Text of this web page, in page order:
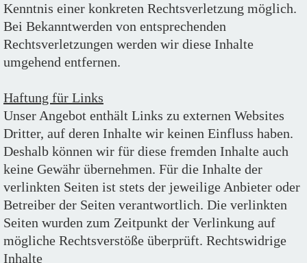
Kenntnis einer konkreten Rechtsverletzung möglich.
Bei Bekanntwerden von entsprechenden
Rechtsverletzungen werden wir diese Inhalte
umgehend entfernen.
Haftung für Links
Unser Angebot enthält Links zu externen Websites
Dritter, auf deren Inhalte wir keinen Einfluss haben.
Deshalb können wir für diese fremden Inhalte auch
keine Gewähr übernehmen. Für die Inhalte der
verlinkten Seiten ist stets der jeweilige Anbieter oder
Betreiber der Seiten verantwortlich. Die verlinkten
Seiten wurden zum Zeitpunkt der Verlinkung auf
mögliche Rechtsverstöße überprüft. Rechtswidrige
Inhalte